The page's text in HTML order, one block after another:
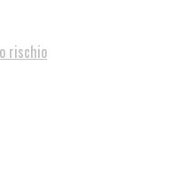
rischio